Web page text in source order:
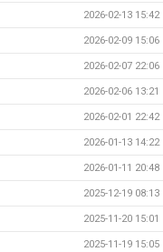
2026-02-13 15:42
2026-02-09 15:06
2026-02-07 22:06
2026-02-06 13:21
2026-02-01 22:42
2026-01-13 14:22
2026-01-11 20:48
2025-12-19 08:13
2025-11-20 15:01
2025-11-19 15:05